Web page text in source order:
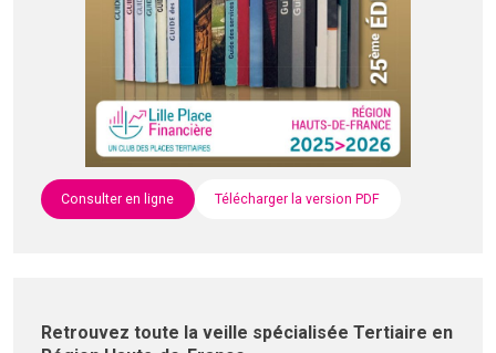
Consulter en ligne Télécharger la version PDF
Retrouvez toute la veille spécialisée Tertiaire en